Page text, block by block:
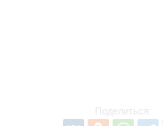
Поделиться: